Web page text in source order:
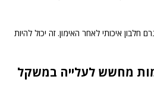
לצרוך 20–30 גרם חלבון איכותי לאחר האימון. זה יכול להיות